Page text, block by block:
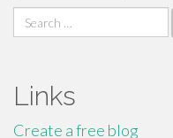
Search
for:
Links
Create a free blog